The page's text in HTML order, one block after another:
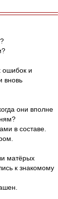
ошибок и
вновь
они вполне
в составе.
матёрых
к знакомому